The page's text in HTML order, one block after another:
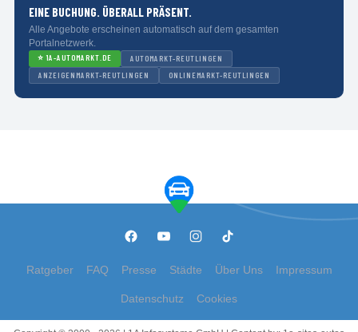
EINE BUCHUNG. ÜBERALL PRÄSENT.
Alle Angebote erscheinen automatisch auf dem gesamten
Portalnetzwerk.
⭐ 1A-AUTOMARKT.DE
AUTOMARKT-REUTLINGEN
ANZEIGENMARKT-REUTLINGEN
ONLINEMARKT-REUTLINGEN
Ratgeber FAQ Presse Städte Über Uns Impressum
Datenschutz Cookies